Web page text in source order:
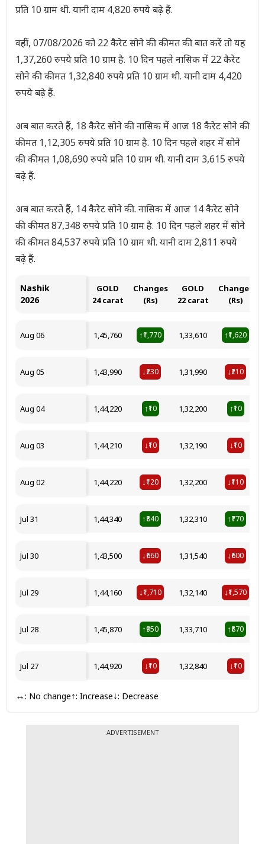
प्रति 10 ग्राम थी. यानी दाम 4,820 रुपये बढ़े हैं.
वहीं, 07/08/2026 को 22 कैरेट सोने की कीमत की बात करें तो यह
1,37,260 रुपये प्रति 10 ग्राम है. 10 दिन पहले नासिक में 22 कैरेट
सोने की कीमत 1,32,840 रुपये प्रति 10 ग्राम थी. यानी दाम 4,420
रुपये बढ़े हैं.
अब बात करते हैं, 18 कैरेट सोने की नासिक में आज 18 कैरेट सोने की
कीमत 1,12,305 रुपये प्रति 10 ग्राम है. 10 दिन पहले शहर में सोने
की कीमत 1,08,690 रुपये प्रति 10 ग्राम थी. यानी दाम 3,615 रुपये
बढ़े हैं.
अब बात करते हैं, 14 कैरेट सोने की. नासिक में आज 14 कैरेट सोने
की कीमत 87,348 रुपये प्रति 10 ग्राम है. 10 दिन पहले शहर में सोने
की कीमत 84,537 रुपये प्रति 10 ग्राम थी. यानी दाम 2,811 रुपये
बढ़े हैं.
Nashik
2026
GOLD
24 carat
Changes
(Rs)
GOLD
22 carat
Changes
(Rs)
Aug 06 ₹1,45,760 ↑₹1,770 ₹1,33,610 ↑₹1,620
Aug 05 ₹1,43,990 ↓₹230 ₹1,31,990 ↓₹210
Aug 04 ₹1,44,220 ↑₹10 ₹1,32,200 ↑₹10
Aug 03 ₹1,44,210 ↓₹10 ₹1,32,190 ↓₹10
Aug 02 ₹1,44,220 ↓₹120 ₹1,32,200 ↓₹110
Jul 31 ₹1,44,340 ↑₹840 ₹1,32,310 ↑₹770
Jul 30 ₹1,43,500 ↓₹660 ₹1,31,540 ↓₹600
Jul 29 ₹1,44,160 ↓₹1,710 ₹1,32,140 ↓₹1,570
Jul 28 ₹1,45,870 ↑₹950 ₹1,33,710 ↑₹870
Jul 27 ₹1,44,920 ↓₹10 ₹1,32,840 ↓₹10
↔: No change↑: Increase↓: Decrease
ADVERTISEMENT